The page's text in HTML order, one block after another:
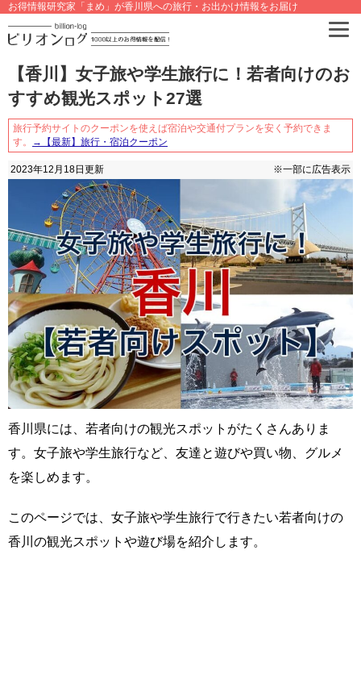
お得情報研究家「まめ」が香川県への旅行・お出かけ情報をお届け
【香川】女子旅や学生旅行に！若者向けのお
すすめ観光スポット27選
旅行予約サイトのクーポンを使えば宿泊や交通付プランを安く予約できま
す。
→【最新】旅行・宿泊クーポン
2023年12月18日 更新 ※一部に広告表示
香川県には、若者向けの観光スポットがたくさんありま
す。女子旅や学生旅行など、友達と遊びや買い物、グルメ
を楽しめます。
このページでは、女子旅や学生旅行で行きたい若者向けの
香川の観光スポットや遊び場を紹介します。